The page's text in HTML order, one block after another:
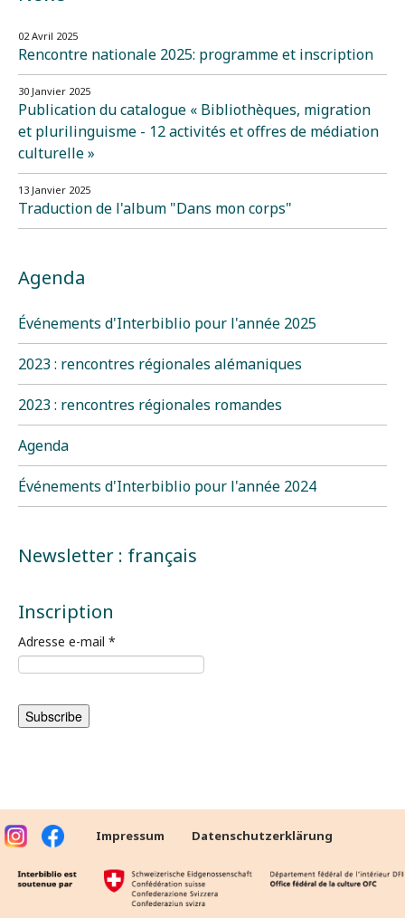
02 Avril 2025
Rencontre nationale 2025: programme et inscription
30 Janvier 2025
Publication du catalogue « Bibliothèques, migration
et plurilinguisme - 12 activités et offres de médiation
culturelle »
13 Janvier 2025
Traduction de l'album "Dans mon corps"
Agenda
Événements d'Interbiblio pour l'année 2025
2023 : rencontres régionales alémaniques
2023 : rencontres régionales romandes
Agenda
Événements d'Interbiblio pour l'année 2024
Newsletter : français
Inscription
Adresse e-mail *
Impressum Datenschutzerklärung